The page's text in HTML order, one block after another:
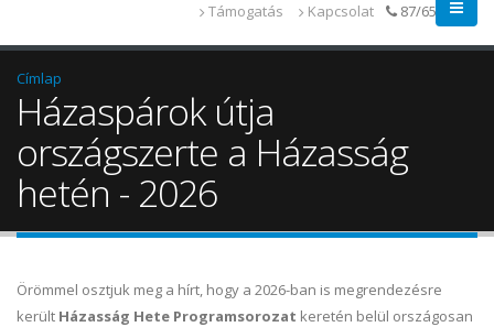
Támogatás Kapcsolat 87/655-014
Címlap
Házaspárok útja
országszerte a Házasság
hetén - 2026
Örömmel osztjuk meg a hírt, hogy a 2026-ban is megrendezésre
került Házasság Hete Programsorozat keretén belül országosan